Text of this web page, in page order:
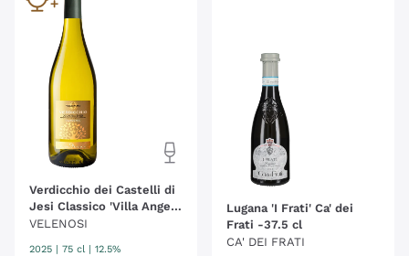
Verdicchio dei Castelli di
Jesi Classico 'Villa Angela'
Velenosi
VELENOSI
2025 | 75 cl | 12.5%
Lugana 'I Frati' Ca' dei
Frati -37.5 cl
CA' DEI FRATI